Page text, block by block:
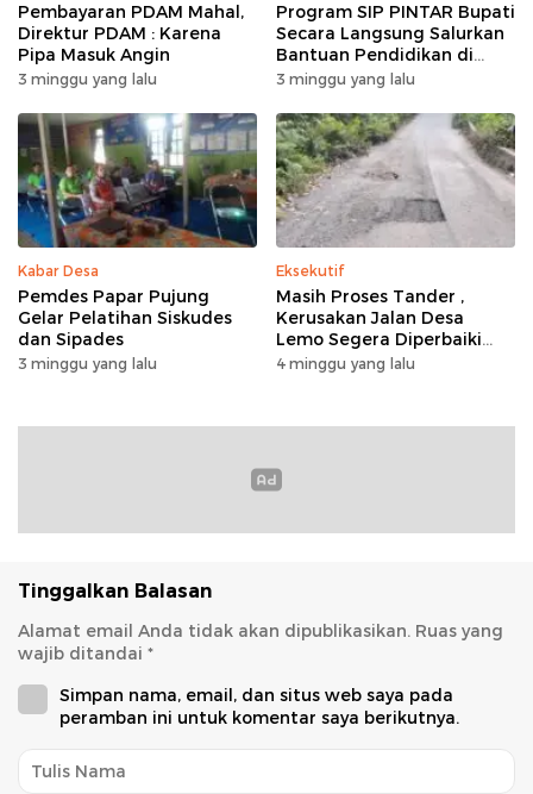
Pembayaran PDAM Mahal,
Direktur PDAM : Karena
Pipa Masuk Angin
3 minggu yang lalu
Program SIP PINTAR Bupati
Secara Langsung Salurkan
Bantuan Pendidikan di
Desa Mampuak ll
3 minggu yang lalu
Kabar Desa
Pemdes Papar Pujung
Gelar Pelatihan Siskudes
dan Sipades
3 minggu yang lalu
Eksekutif
Masih Proses Tander ,
Kerusakan Jalan Desa
Lemo Segera Diperbaiki
Tahun Ini
4 minggu yang lalu
Tinggalkan Balasan
Alamat email Anda tidak akan dipublikasikan. Ruas yang
wajib ditandai *
Simpan nama, email, dan situs web saya pada
peramban ini untuk komentar saya berikutnya.